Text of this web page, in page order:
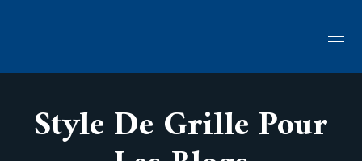
Style De Grille Pour